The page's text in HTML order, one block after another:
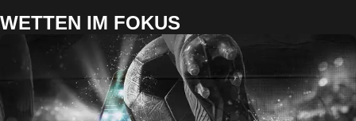
WETTEN IM FOKUS